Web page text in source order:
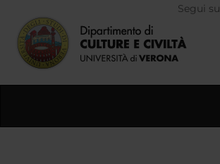
Segui su